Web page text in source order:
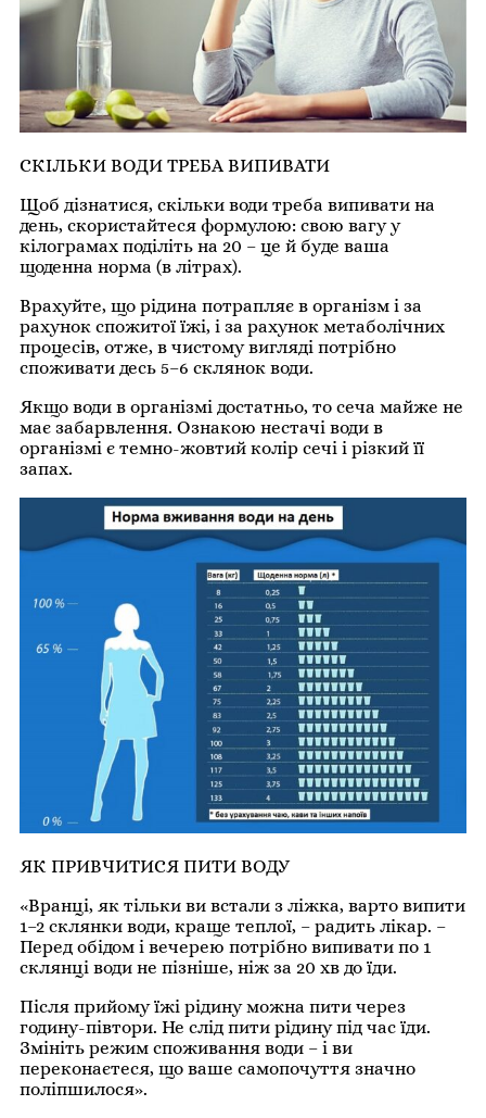
СКІЛЬКИ ВОДИ ТРЕБА ВИПИВАТИ
Щоб дізнатися, скільки води треба випивати на
день, скористайтеся формулою: свою вагу у
кілограмах поділіть на 20 – це й буде ваша
щоденна норма (в літрах).
Врахуйте, що рідина потрапляє в організм і за
рахунок спожитої їжі, і за рахунок метаболічних
процесів, отже, в чистому вигляді потрібно
споживати десь 5–6 склянок води.
Якщо води в організмі достатньо, то сеча майже не
має забарвлення. Ознакою нестачі води в
організмі є темно-жовтий колір сечі і різкий її
запах.
ЯК ПРИВЧИТИСЯ ПИТИ ВОДУ
«Вранці, як тільки ви встали з ліжка, варто випити
1–2 склянки води, краще теплої, – радить лікар. –
Перед обідом і вечерею потрібно випивати по 1
склянці води не пізніше, ніж за 20 хв до їди.
Після прийому їжі рідину можна пити через
годину-півтори. Не слід пити рідину під час їди.
Змініть режим споживання води – і ви
переконаєтеся, що ваше самопочуття значно
поліпшилося».